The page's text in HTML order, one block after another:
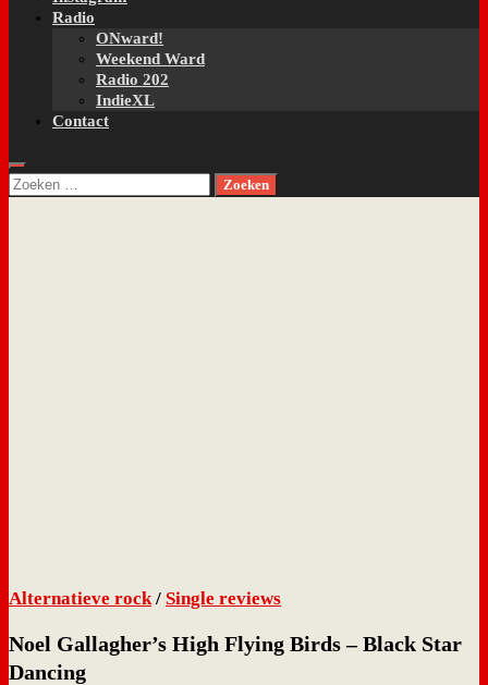
Radio
ONward!
Weekend Ward
Radio 202
IndieXL
Contact
Zoeken
Alternatieve rock/ Single reviews
Noel Gallagher’s High Flying Birds – Black Star
Dancing